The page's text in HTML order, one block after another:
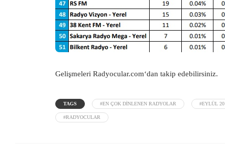
Gelişmeleri Radyocular.com‘dan takip edebilirsiniz.
TAGS #EN ÇOK DINLENEN RADYOLAR #EYLÜL
#RADYOCULAR